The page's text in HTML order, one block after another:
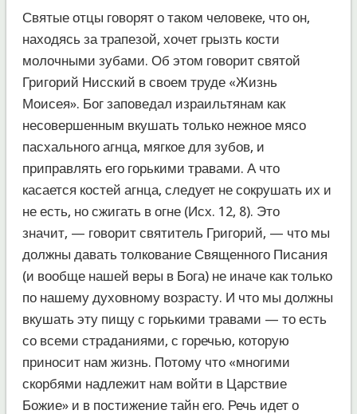
Святые отцы говорят о таком человеке, что он,
находясь за трапезой, хочет грызть кости
молочными зубами. Об этом говорит святой
Григорий Нисский в своем труде «Жизнь
Моисея». Бог заповедал израильтянам как
несовершенным вкушать только нежное мясо
пасхального агнца, мягкое для зубов, и
приправлять его горькими травами. А что
касается костей агнца, следует не сокрушать их и
не есть, но сжигать в огне (Исх. 12, 8). Это
значит, — говорит святитель Григорий, — что мы
должны давать толкование Священного Писания
(и вообще нашей веры в Бога) не иначе как только
по нашему духовному возрасту. И что мы должны
вкушать эту пищу с горькими травами — то есть
со всеми страданиями, с горечью, которую
приносит нам жизнь. Потому что «многими
скорбями надлежит нам войти в Царствие
Божие» и в постижение тайн его. Речь идет о